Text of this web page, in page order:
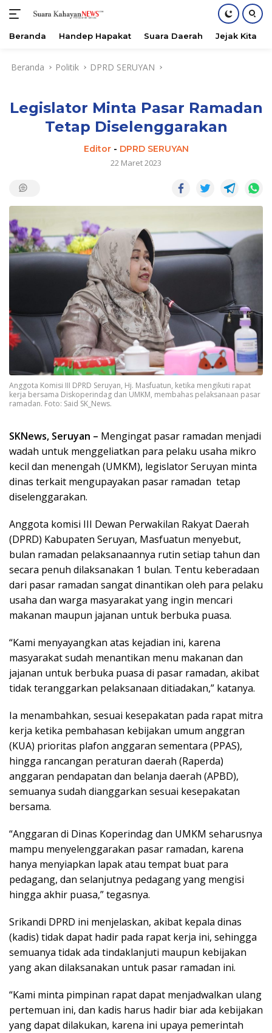
Beranda Handep Hapakat Suara Daerah Jejak Kita
Beranda Politik DPRD SERUYAN
Legislator Minta Pasar Ramadan
Tetap Diselenggarakan
Editor- DPRD SERUYAN
22 Maret 2023
Anggota Komisi III DPRD Seruyan, Hj. Masfuatun, ketika mengikuti rapat
kerja bersama Diskoperindag dan UMKM, membahas pelaksanaan pasar
ramadan. Foto: Said SK_News.
SKNews, Seruyan – Mengingat pasar ramadan menjadi
wadah untuk menggeliatkan para pelaku usaha mikro
kecil dan menengah (UMKM), legislator Seruyan minta
dinas terkait mengupayakan pasar ramadan tetap
diselenggarakan.
Anggota komisi III Dewan Perwakilan Rakyat Daerah
(DPRD) Kabupaten Seruyan, Masfuatun menyebut,
bulan ramadan pelaksanaannya rutin setiap tahun dan
secara penuh dilaksanakan 1 bulan. Tentu keberadaan
dari pasar ramadan sangat dinantikan oleh para pelaku
usaha dan warga masyarakat yang ingin mencari
makanan maupun jajanan untuk berbuka puasa.
“Kami menyayangkan atas kejadian ini, karena
masyarakat sudah menantikan menu makanan dan
jajanan untuk berbuka puasa di pasar ramadan, akibat
tidak teranggarkan pelaksanaan ditiadakan,” katanya.
Ia menambahkan, sesuai kesepakatan pada rapat mitra
kerja ketika pembahasan kebijakan umum anggran
(KUA) prioritas plafon anggaran sementara (PPAS),
hingga rancangan peraturan daerah (Raperda)
anggaran pendapatan dan belanja daerah (APBD),
semuanya sudah dianggarkan sesuai kesepakatan
bersama.
“Anggaran di Dinas Koperindag dan UMKM seharusnya
mampu menyelenggarakan pasar ramadan, karena
hanya menyiapkan lapak atau tempat buat para
pedagang, dan selanjutnya pedagang yang mengisi
hingga akhir puasa,” tegasnya.
Srikandi DPRD ini menjelaskan, akibat kepala dinas
(kadis) tidak dapat hadir pada rapat kerja ini, sehingga
semuanya tidak ada tindaklanjuti maupun kebijakan
yang akan dilaksanakan untuk pasar ramadan ini.
“Kami minta pimpinan rapat dapat menjadwalkan ulang
pertemuan ini, dan kadis harus hadir biar ada kebijakan
yang dapat dilakukan, karena ini upaya pemerintah